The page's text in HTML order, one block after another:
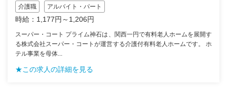
介護職
アルバイト・パート
時給：1,177円～1,206円
スーパー・コート プライム神石は、関西一円で有料老人ホームを展開す
る株式会社スーパー・コートが運営する介護付有料老人ホームです。 ホ
テル事業を母体...
★この求人の詳細を見る